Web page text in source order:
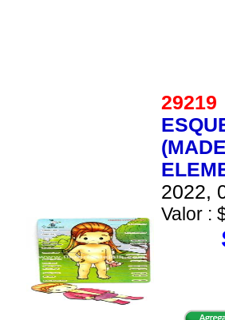
2022,
Valor :